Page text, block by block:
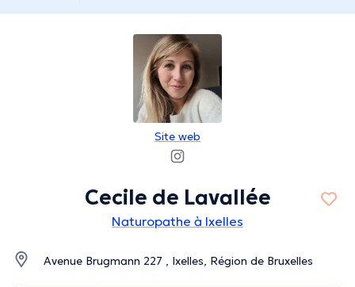
Site web
Cecile de Lavallée
Naturopathe à Ixelles
Avenue Brugmann 227 , Ixelles, Région de Bruxelles